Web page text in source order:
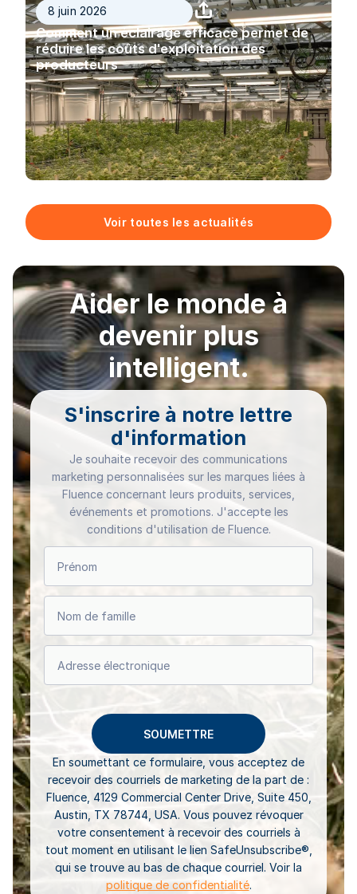
8 juin 2026
Comment un éclairage efficace permet de
réduire les coûts d'exploitation des
producteurs
Voir toutes les actualités
Aider le monde à
devenir plus
intelligent.
S'inscrire à notre lettre
d'information
Je souhaite recevoir des communications
marketing personnalisées sur les marques liées à
Fluence concernant leurs produits, services,
événements et promotions. J'accepte les
conditions d'utilisation de Fluence.
En soumettant ce formulaire, vous acceptez de
recevoir des courriels de marketing de la part de :
Fluence, 4129 Commercial Center Drive, Suite 450,
Austin, TX 78744, USA. Vous pouvez révoquer
votre consentement à recevoir des courriels à
tout moment en utilisant le lien SafeUnsubscribe®,
qui se trouve au bas de chaque courriel. Voir la
politique de confidentialité.